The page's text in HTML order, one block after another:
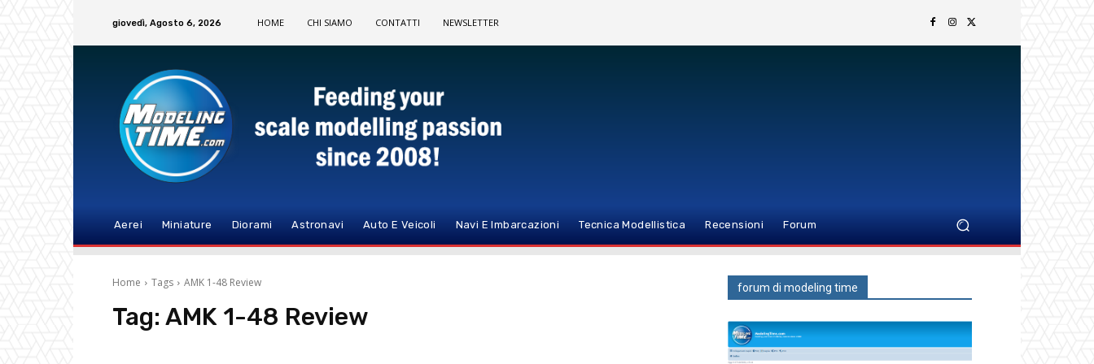
giovedì, Agosto 6, 2026 HOME CHI SIAMO CONTATTI NEWSLETTER
Aerei Miniature Diorami Astronavi Auto E Veicoli Navi E Imbarcazioni Tecnica Modellistica Recensioni Forum
Home Tags AMK 1-48 Review
Tag: AMK 1-48 Review
forum di modeling time